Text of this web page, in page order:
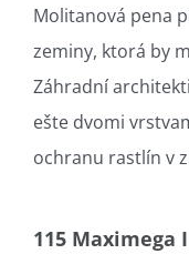
Molitanová pena
zeminy, ktorá by
Záhradní
ešte dvomi
ochranu rastlín v
115 Maximega